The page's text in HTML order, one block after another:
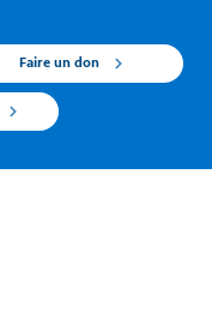
Faire un don